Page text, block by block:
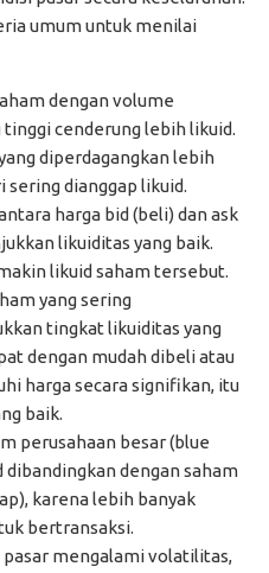
umum untuk menilai
dengan volume
tinggi cenderung lebih likuid.
diperdagangkan lebih
dianggap likuid.
harga bid (beli) dan ask
likuiditas yang baik.
likuid saham tersebut.
yang sering
tingkat likuiditas yang
dengan mudah dibeli atau
harga secara signifikan, itu
baik.
perusahaan besar (blue
dengan saham
karena lebih banyak
bertransaksi.
pasar mengalami volatilitas,